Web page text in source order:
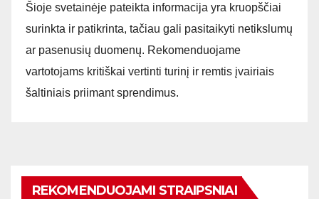
Šioje svetainėje pateikta informacija yra kruopščiai
surinkta ir patikrinta, tačiau gali pasitaikyti netikslumų
ar pasenusių duomenų. Rekomenduojame
vartotojams kritiškai vertinti turinį ir remtis įvairiais
šaltiniais priimant sprendimus.
REKOMENDUOJAMI STRAIPSNIAI